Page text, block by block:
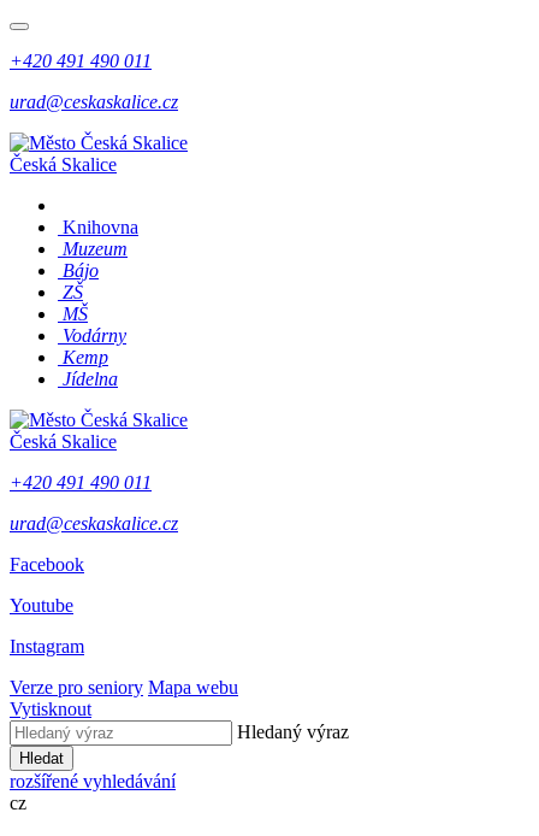
+420 491 490 011
urad@ceskaskalice.cz
Česká Skalice
Knihovna
Muzeum
Bájo
ZŠ
MŠ
Vodárny
Kemp
Jídelna
Česká Skalice
+420 491 490 011
urad@ceskaskalice.cz
Facebook
Youtube
Instagram
Verze pro seniory Mapa webu
Vytisknout
Hledaný výraz
Hledat
rozšířené vyhledávání
cz